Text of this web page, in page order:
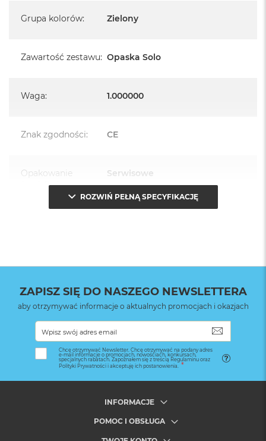
Grupa kolorów: Zielony
Zawartość zestawu: Opaska Solo
Waga: 1.000000
Znak zgodności: CE
Opakowanie
(pudełko):
Serwisowe
ROZWIŃ PEŁNĄ SPECYFIKACJĘ
ZAPISZ SIĘ DO NASZEGO NEWSLETTERA
aby otrzymywać informacje o aktualnych promocjach i okazjach
Chcę otrzymywać Newsletter. Chcę otrzymywać na podany adres
e-mail informacje o promocjach, nowościach, konkursach,
specjalnych rabatach. Zapoznałem się z treścią Regulaminu oraz
Polityki Prywatności i akceptuję ich postanowienia.
INFORMACJE
POMOC I OBSŁUGA